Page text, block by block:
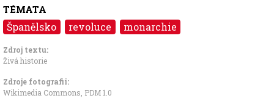
TÉMATA
Španělsko revoluce monarchie
Zdroj textu:
Živá historie
Zdroje fotografii:
Wikimedia Commons PDM 1.0